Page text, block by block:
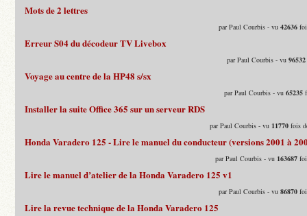
Mots de 2 lettres
par Paul Courbis - vu42636
Erreur S04 du décodeur TV Livebox
par Paul Courbis - vu96532
Voyage au centre de la HP48 s/sx
par Paul Courbis - vu65235
Installer la suite Office 365 sur un serveur RDS
par Paul Courbis - vu 11770 fois
Honda Varadero 125 - Lire le manuel du conducteur (versions 2001 à
par Paul Courbis - vu 163687
Lire le manuel d’atelier de la Honda Varadero 125 v1
par Paul Courbis - vu86870
Lire la revue technique de la Honda Varadero 125